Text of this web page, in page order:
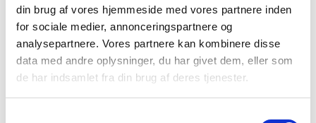
din brug af vores hjemmeside med vores partnere inden
for sociale medier, annonceringspartnere og
analysepartnere. Vores partnere kan kombinere disse
data med andre oplysninger, du har givet dem, eller som
de har indsamlet fra din brug af deres tjenester.
Mål og vægt
Bredde - mm
600 600
Dybde - mm
600 600
600
Højde - mm
1800 1800
Nødvendigt
1950 mm 1950 mm 1950 mm
UKV 40, 100, 220, 300, 500, 750, 1000 ltr.
AHP 10-300 264 ltr.
AHPS 10-300 285 ltr.